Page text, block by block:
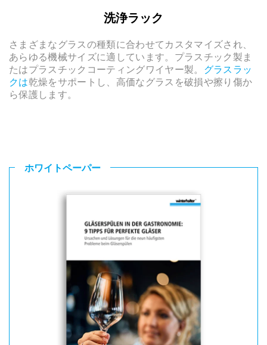
洗浄ラック
さまざまなグラスの種類に合わせてカスタマイズされ、
あらゆる機械サイズに適しています。プラスチック製ま
たはプラスチックコーティングワイヤー製。 グラスラッ
クは乾燥をサポートし、高価なグラスを破損や擦り傷か
ら保護します。
ホワイトペーパー